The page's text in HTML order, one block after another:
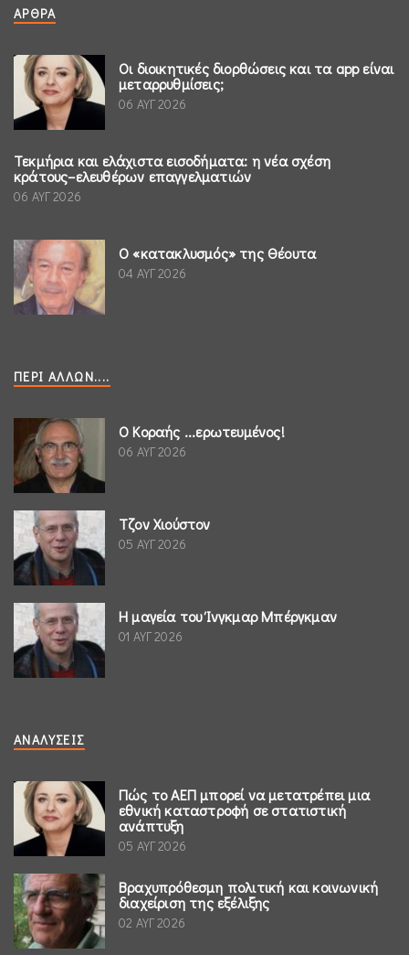
ΆΡΘΡΑ
Οι διοικητικές διορθώσεις και τα app είναι
μεταρρυθμίσεις;
06 ΑΥΓ 2026
Τεκμήρια και ελάχιστα εισοδήματα: η νέα σχέση
κράτους–ελευθέρων επαγγελματιών
06 ΑΥΓ 2026
Ο «κατακλυσμός» της Θέουτα
04 ΑΥΓ 2026
ΠΕΡΊ ΆΛΛΩΝ....
Ο Κοραής ...ερωτευμένος!
06 ΑΥΓ 2026
Τζον Χιούστον
05 ΑΥΓ 2026
Η μαγεία του Ίνγκμαρ Μπέργκμαν
01 ΑΥΓ 2026
ΑΝΑΛΎΣΕΙΣ
Πώς το ΑΕΠ μπορεί να μετατρέπει μια
εθνική καταστροφή σε στατιστική
ανάπτυξη
05 ΑΥΓ 2026
Βραχυπρόθεσμη πολιτική και κοινωνική
διαχείριση της εξέλιξης
02 ΑΥΓ 2026